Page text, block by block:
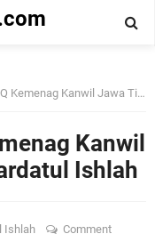
Kanwil Jawa Timur Ke LPQ Wardatul Ishlah
Kanwil
Ishlah
Ishlah Comment